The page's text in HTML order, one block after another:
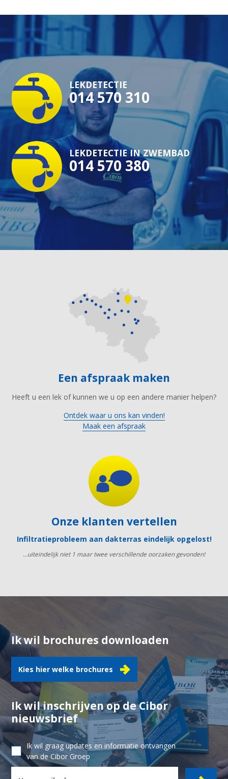
LEKDETECTIE
014 570 310
LEKDETECTIE IN ZWEMBAD
014 570 380
Een afspraak maken
Heeft u een lek of kunnen we u op een andere manier helpen?
Ontdek waar u ons kan vinden!
Maak een afspraak
Onze klanten vertellen
Infiltratieprobleem aan dakterras eindelijk opgelost!
…uiteindelijk niet 1 maar twee verschillende oorzaken gevonden!
Ik wil brochures downloaden
Kies hier welke brochures
Ik wil inschrijven op de Cibor
nieuwsbrief
Ik wil graag updates en informatie ontvangen
van de Cibor Groep